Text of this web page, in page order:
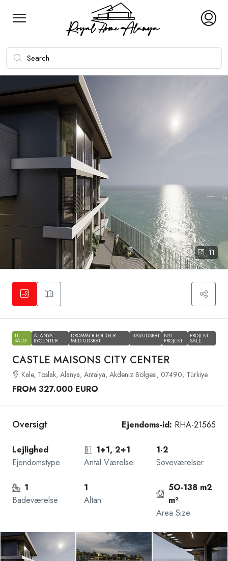
11
TIL
SALG
ALANYA
BYCENTER
DROMMER BOLIGER
MED UDSIGT
HAVUDSIGT NYT
PROJEKT
PROJEKT
SALE
CASTLE MAISONS CITY CENTER
Kale, Toslak, Alanya, Antalya, Akdeniz Bölgesi, 07490, Türkiye
FROM 327.000 EURO
Oversigt Ejendoms-id: RHA-21565
Lejlighed
Ejendomstype
1+1, 2+1
Antal Værelse
1-2
Soveværelser
1
Badeværelse
1
Altan
5O-138 m2
m²
Area Size